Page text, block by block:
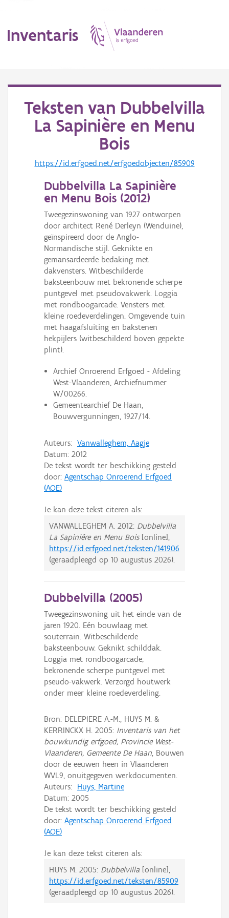
Inventaris
Erfgoedobject
Waarneming
Gebeurtenis
Persoon of collectief
Teksten van Dubbelvilla
La Sapinière en Menu
Bois
https://id.erfgoed.net/erfgoedobjecten/85909
Dubbelvilla La Sapinière
en Menu Bois (2012)
Tweegezinswoning van 1927 ontworpen
door architect René Derleyn (Wenduine),
geïnspireerd door de Anglo-
Normandische stijl. Geknikte en
gemansardeerde bedaking met
dakvensters. Witbeschilderde
baksteenbouw met bekronende scherpe
puntgevel met pseudovakwerk. Loggia
met rondboogarcade. Vensters met
kleine roedeverdelingen. Omgevende tuin
met haagafsluiting en bakstenen
hekpijlers (witbeschilderd boven gepekte
plint).
Archief Onroerend Erfgoed - Afdeling
West-Vlaanderen, Archiefnummer
W/00266.
Gemeentearchief De Haan,
Bouwvergunningen, 1927/14.
Auteurs: Vanwalleghem, Aagje
Datum: 2012
De tekst wordt ter beschikking gesteld
door: Agentschap Onroerend Erfgoed
(AOE)
Je kan deze tekst citeren als:
VANWALLEGHEM A. 2012: Dubbelvilla
La Sapinière en Menu Bois[online],
https://id.erfgoed.net/teksten/141906
(geraadpleegd op 10 augustus 2026).
Dubbelvilla (2005)
Tweegezinswoning uit het einde van de
jaren 1920. Eén bouwlaag met
souterrain. Witbeschilderde
baksteenbouw. Geknikt schilddak.
Loggia met rondboogarcade;
bekronende scherpe puntgevel met
pseudo-vakwerk. Verzorgd houtwerk
onder meer kleine roedeverdeling.
Bron: DELEPIERE A.-M., HUYS M. &
KERRINCKX H. 2005: Inventaris van het
bouwkundig erfgoed, Provincie West-
Vlaanderen, Gemeente De Haan, Bouwen
door de eeuwen heen in Vlaanderen
WVL9, onuitgegeven werkdocumenten.
Auteurs: Huys, Martine
Datum: 2005
De tekst wordt ter beschikking gesteld
door: Agentschap Onroerend Erfgoed
(AOE)
Je kan deze tekst citeren als:
HUYS M. 2005: Dubbelvilla [online],
https://id.erfgoed.net/teksten/85909
(geraadpleegd op 10 augustus 2026).